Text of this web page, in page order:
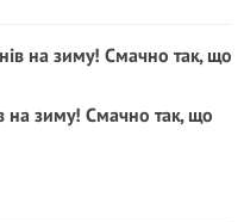
на зиму! Смачно так, що